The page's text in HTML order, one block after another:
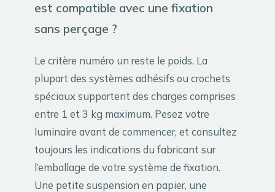
est compatible avec une fixation
sans perçage ?
Le critère numéro un reste le poids. La
plupart des systèmes adhésifs ou crochets
spéciaux supportent des charges comprises
entre 1 et 3 kg maximum. Pesez votre
luminaire avant de commencer, et consultez
toujours les indications du fabricant sur
l’emballage de votre système de fixation.
Une petite suspension en papier, une